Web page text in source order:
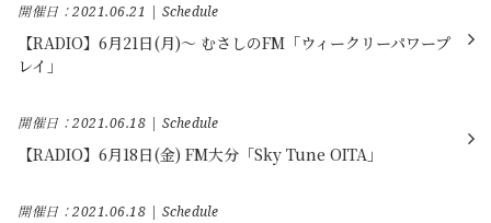
開催日：2021.06.21 Schedule
【RADIO】6月21日(月)～ むさしのFM「ウィークリーパワープ
レイ」
開催日：2021.06.18 Schedule
【RADIO】6月18日(金) FM大分「Sky Tune OITA」
開催日：2021.06.18 Schedule